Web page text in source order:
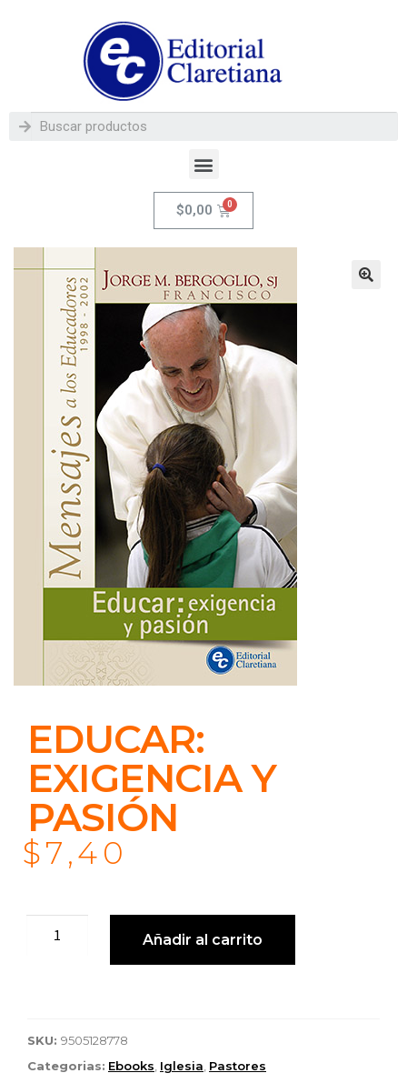
$0,00
EDUCAR:
EXIGENCIA Y
PASIÓN
$7,40
Añadir al carrito
SKU: 9505128778
Categorias: Ebooks, Iglesia, Pastores